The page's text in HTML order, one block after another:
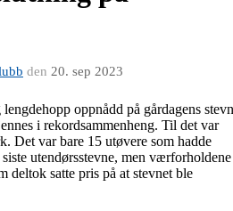
den 20. sep 2023
oppnådd på gårdagens
i rekordsammenheng. Til det var
Det var bare 15 utøvere som hadde
utendørsstevne, men værforholdene
deltok satte pris på at stevnet ble